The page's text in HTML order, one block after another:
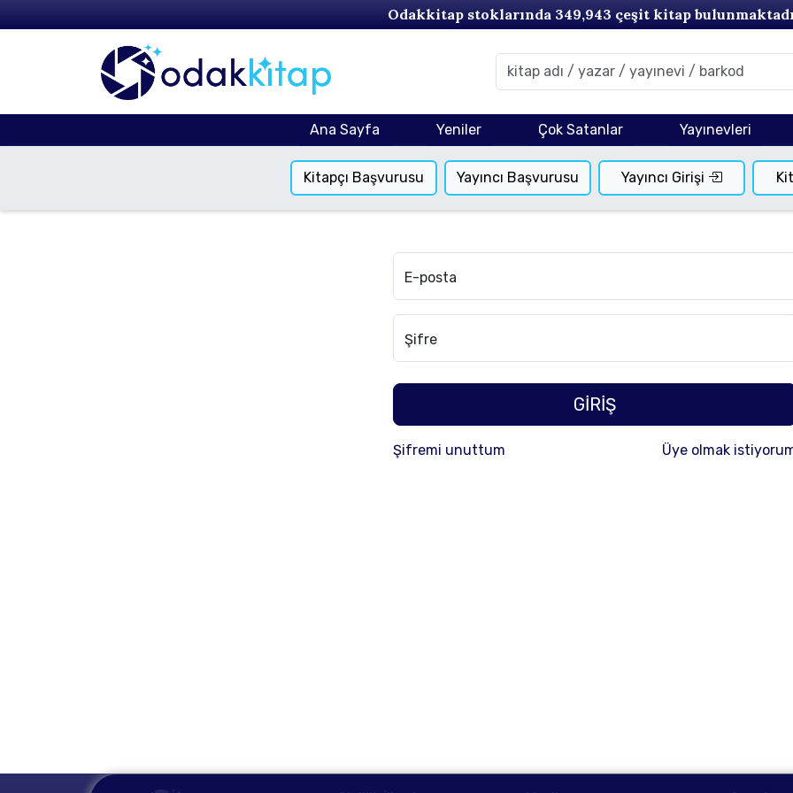
Odakkitap stoklarında 349,943 çeşit kitap
Ana Sayfa Yeniler Çok Satanlar Yayınevleri
Kitapçı Başvurusu Yayıncı Başvurusu Yayıncı Girişi
E-posta
Şifre
GİRİŞ
Şifremi unuttum Üye olmak